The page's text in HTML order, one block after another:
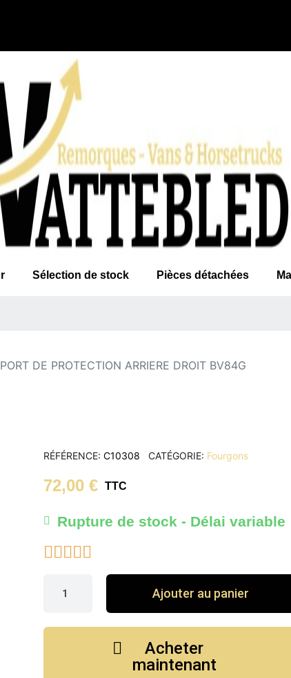
Sélection de stock Pièces détachées
DE PROTECTION ARRIERE DROIT BV84G
RÉFÉRENCE C10308 CATÉGORIE Fourgons
72,00 € TTC
Rupture de stock - Délai variable
    
Ajouter au panier
Acheter
maintenant